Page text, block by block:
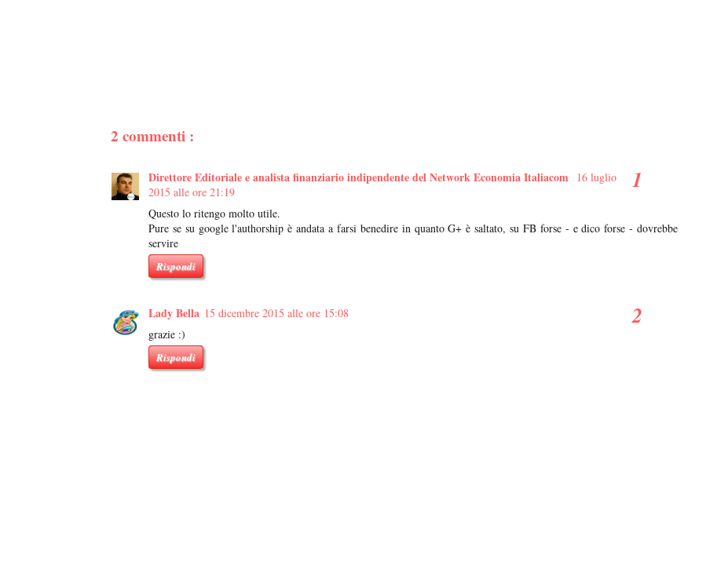
2 commenti :
Direttore Editoriale e analista finanziario indipendente del Network Economia Italiacom
16 luglio
2015 alle ore 21:19
Questo lo ritengo molto utile.
Pure se su google l'authorship è andata a farsi benedire in quanto G+ è saltato, su FB forse - e dico forse - dovrebbe
servire
Rispondi
Lady Bella 15 dicembre 2015 alle ore 15:08
grazie :)
Rispondi